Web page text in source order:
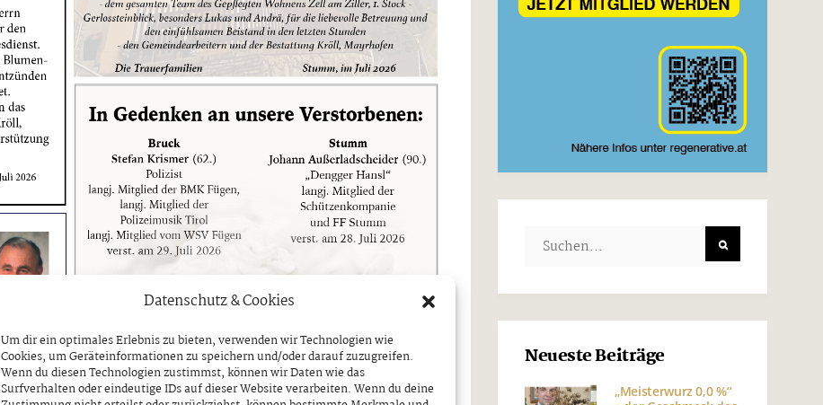
Datenschutz & Cookies
Um dir ein optimales Erlebnis zu bieten, verwenden wir Technologien wie
Cookies, um Geräteinformationen zu speichern und/oder darauf zuzugreifen.
Wenn du diesen Technologien zustimmst, können wir Daten wie das
Surfverhalten oder eindeutige IDs auf dieser Website verarbeiten. Wenn du deine
Neueste Beiträge
„Meisterwurz 0,0 %“